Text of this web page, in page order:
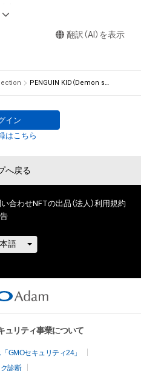
用については、公序良俗や法令
ある利用など、作成者が不適切
VAC-OWL
VAC-NY2024
翻訳（AI）を表示
PENGUIN KID（Demon style）
イン
はこちら
へ戻る
合わせNFTの出品（法人）利用規約
ュリティ事業について
GMOセキュリティ24」
診断